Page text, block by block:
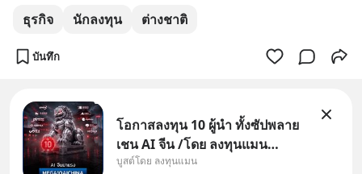
ธุรกิจ นักลงทุน ต่างชาติ
บันทึก
โอกาสลงทุน 10 ผู้นำ ทั้งซัปพลาย
เชน AI จีน /โดย ลงทุนแมน
✅ลงทุนตรง คัด 10 ผู้นำเน้น ๆ ใน
บูสต์โดย ลงทุนแมน